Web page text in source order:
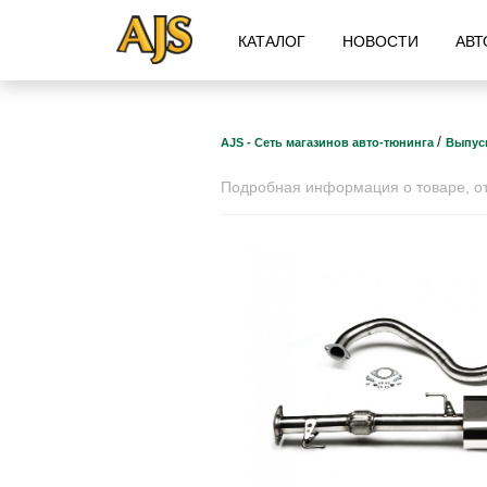
КАТАЛОГ НОВОСТИ
AJS - Сеть магазинов авто-тюнинга /
Подробная информация о товаре,